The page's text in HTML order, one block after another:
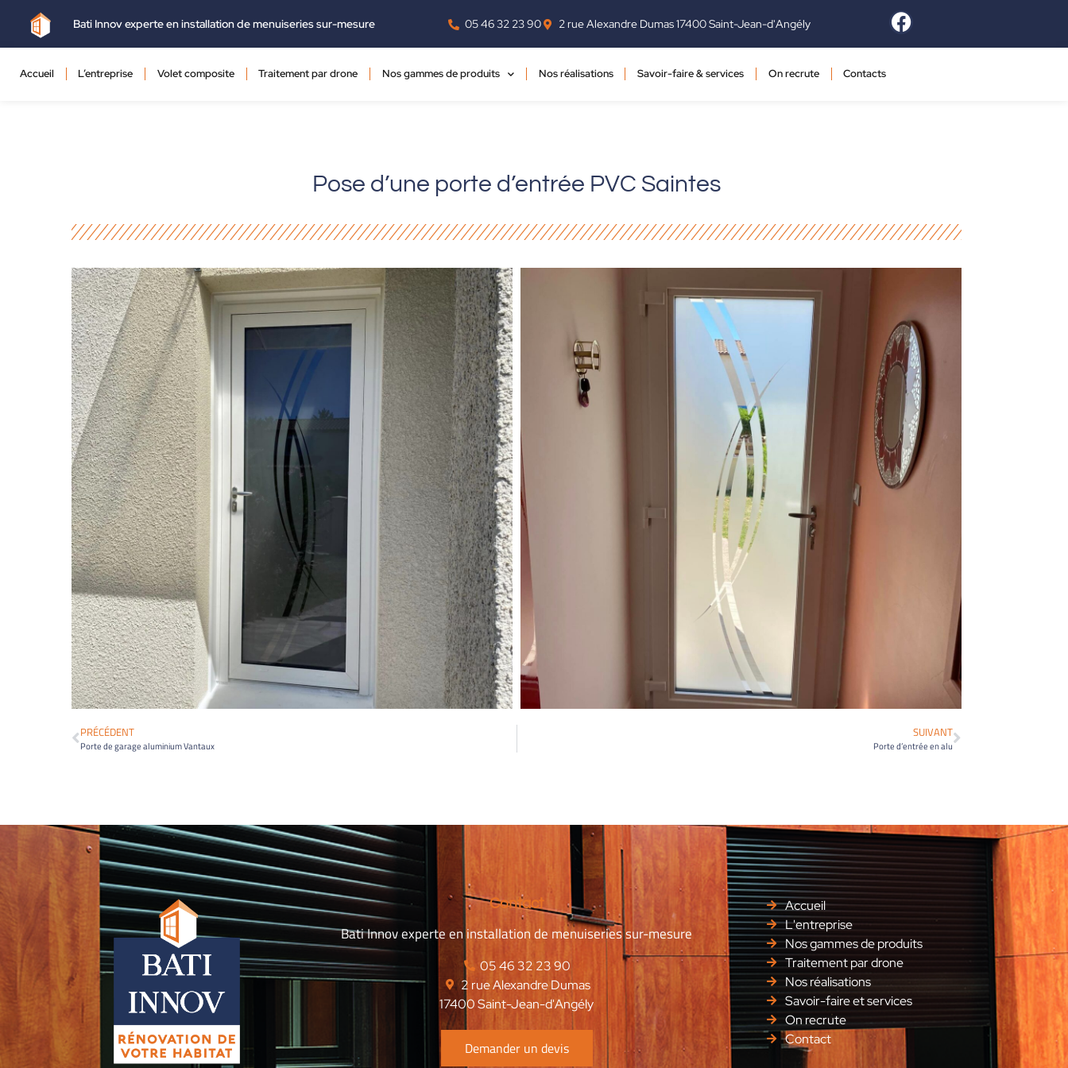
Bati Innov experte en installation de menuiseries sur-mesure ‭05 46 32 23 90‬ 2 rue Alexandre Dumas 17400 Saint-Jean-d'Angély
Accueil L’entreprise Volet composite Traitement par drone Nos gammes de produits Nos réalisations Savoir-faire & services On recrute Contacts
Pose d’une porte d’entrée PVC Saintes
PRÉCÉDENT
Porte de garage aluminium Vantaux
SUIVANT
Porte d’entrée en alu
Contact
Bati Innov experte en installation de menuiseries sur-mesure
‭05 46 32 23 90‬
2 rue Alexandre Dumas
17400 Saint-Jean-d'Angély
Demander un devis
Accueil
L'entreprise
Nos gammes de produits
Traitement par drone
Nos réalisations
Savoir-faire et services
On recrute
Contact